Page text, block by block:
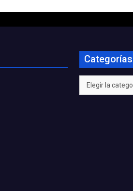
Categorías
Categorías